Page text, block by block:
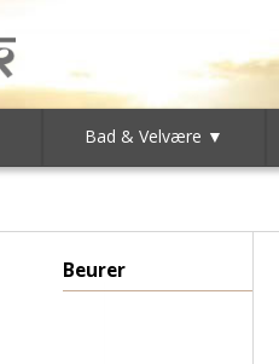
Bad & Velvære ▼
Beurer